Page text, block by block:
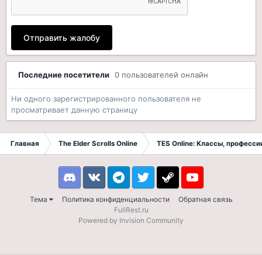
Отправить жалобу
Последние посетители 0 пользователей онлайн
Ни одного зарегистрированного пользователя не
просматривает данную страницу
Главная The Elder Scrolls Online TES Online: Классы,
Тема Политика конфиденциальности Обратная связь
DiscordVK TelegramTwitter Steam Youtube
FullRest.ru
Powered by Invision Community